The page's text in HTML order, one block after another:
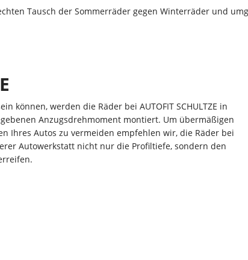
Tausch der Sommerräder gegen Winterräder und
können, werden die Räder bei AUTOFIT SCHULTZE in
Anzugsdrehmoment montiert. Um übermäßigen
Ihres Autos zu vermeiden empfehlen wir, die Räder bei
Autowerkstatt nicht nur die Profiltiefe, sondern den